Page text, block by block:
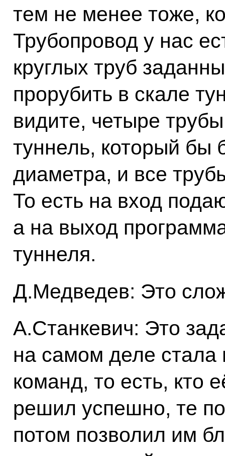
тем не менее тоже,
Трубопровод у нас
круглых труб
прорубить в скале
видите, четыре
туннель, который бы
диаметра, и все
То есть на вход
а на выход
туннеля.
Д.Медведев: Это
А.Станкевич: Это
на самом деле
команд, то есть, кто
решил успешно, те
потом позволил им